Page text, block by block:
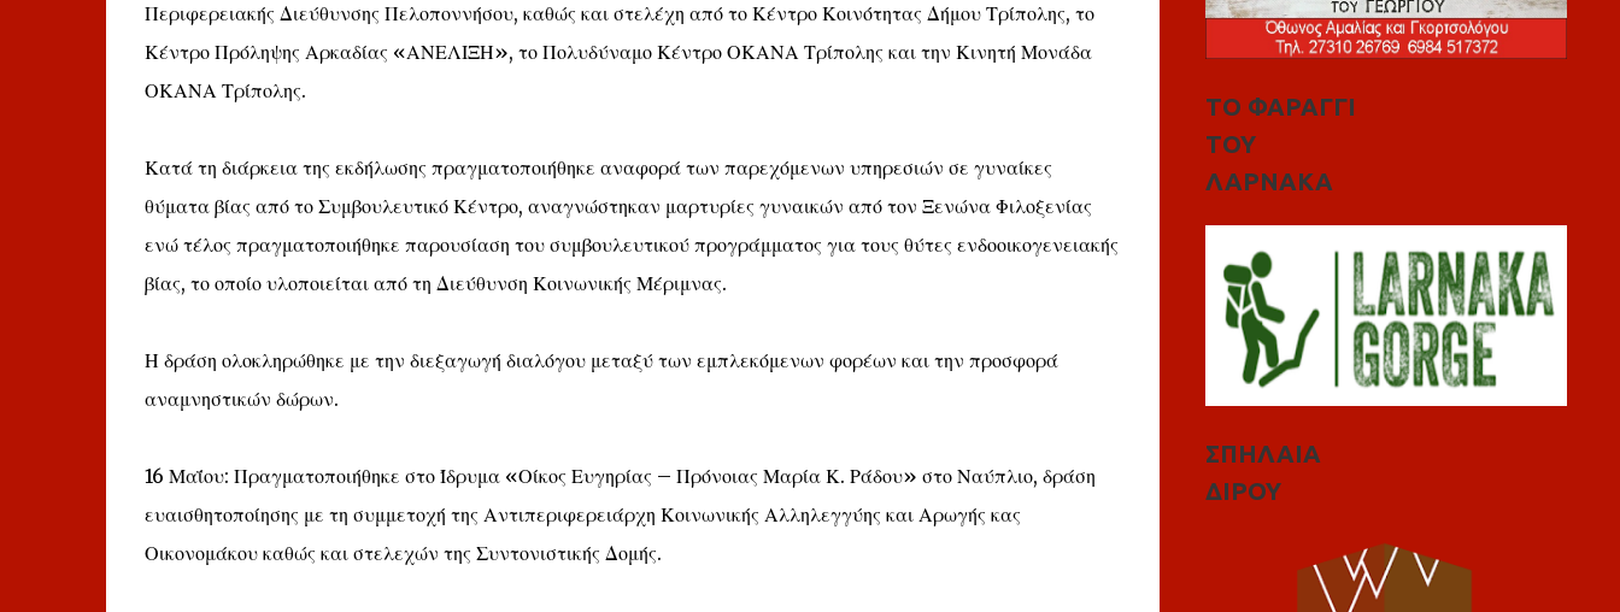
Περιφερειακής Διεύθυνσης Πελοποννήσου, καθώς και στελέχη από το Κέντρο Κοινότητας Δήμου Τρίπολης, το
Κέντρο Πρόληψης Αρκαδίας «ΑΝΕΛΙΞΗ», το Πολυδύναμο Κέντρο ΟΚΑΝΑ Τρίπολης και την Κινητή Μονάδα
ΟΚΑΝΑ Τρίπολης.
Κατά τη διάρκεια της εκδήλωσης πραγματοποιήθηκε αναφορά των παρεχόμενων υπηρεσιών σε γυναίκες
θύματα βίας από το Συμβουλευτικό Κέντρο, αναγνώστηκαν μαρτυρίες γυναικών από τον Ξενώνα Φιλοξενίας
ενώ τέλος πραγματοποιήθηκε παρουσίαση του συμβουλευτικού προγράμματος για τους θύτες ενδοοικογενειακής
βίας, το οποίο υλοποιείται από τη Διεύθυνση Κοινωνικής Μέριμνας.
Η δράση ολοκληρώθηκε με την διεξαγωγή διαλόγου μεταξύ των εμπλεκόμενων φορέων και την προσφορά
αναμνηστικών δώρων.
16 Μαΐου: Πραγματοποιήθηκε στο Ίδρυμα «Οίκος Ευγηρίας – Πρόνοιας Μαρία Κ. Ράδου» στο Ναύπλιο, δράση
ευαισθητοποίησης με τη συμμετοχή της Αντιπεριφερειάρχη Κοινωνικής Αλληλεγγύης και Αρωγής κας
Οικονομάκου καθώς και στελεχών της Συντονιστικής Δομής.
ΤΟ ΦΑΡΑΓΓΙ
ΤΟΥ
ΛΑΡΝΑΚΑ
ΣΠΗΛΑΙΑ
ΔΙΡΟΥ